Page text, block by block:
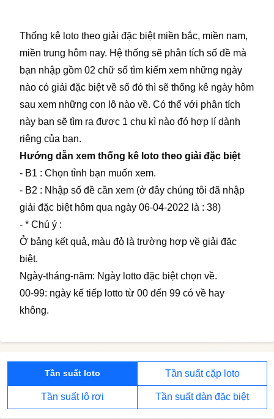
Thống kê loto theo giải đặc biệt miền bắc, miền nam,
miền trung hôm nay. Hệ thống sẽ phân tích số đề mà
bạn nhập gồm 02 chữ số tìm kiếm xem những ngày
nào có giải đặc biệt về số đó thì sẽ thống kê ngày hôm
sau xem những con lô nào về. Có thể với phân tích
này bạn sẽ tìm ra được 1 chu kì nào đó hợp lí dành
riêng của bạn.
Hướng dẫn xem thống kê loto theo giải đặc biệt
- B1 : Chọn tỉnh bạn muốn xem.
- B2 : Nhập số đề cần xem (ở đây chúng tôi đã nhập
giải đặc biệt hôm qua ngày 06-04-2022 là : 38)
- * Chú ý :
Ở bảng kết quả, màu đỏ là trường hợp về giải đặc
biệt.
Ngày-tháng-năm: Ngày lotto đặc biệt chọn về.
00-99: ngày kế tiếp lotto từ 00 đến 99 có về hay
không.
Tần suất loto Tần suất cặp loto
Tần suất lô rơi Tần suất dàn đặc biệt